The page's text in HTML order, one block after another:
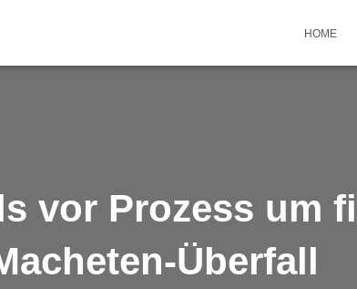
HOME
vor Prozess um
Überfall